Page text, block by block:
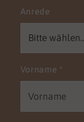
Anrede
Vorname *